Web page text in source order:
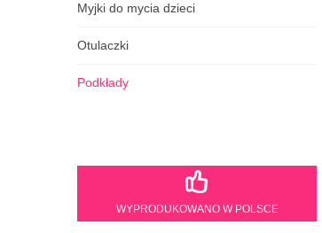
Myjki do mycia dzieci
Otulaczki
Podkłady
WYPRODUKOWANO W POLSCE